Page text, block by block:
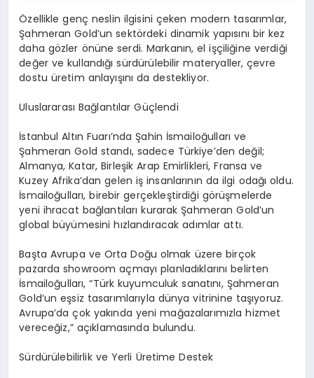
Özellikle genç neslin ilgisini çeken modern tasarımlar,
Şahmeran Gold’un sektördeki dinamik yapısını bir kez
daha gözler önüne serdi. Markanın, el işçiliğine verdiği
değer ve kullandığı sürdürülebilir materyaller, çevre
dostu üretim anlayışını da destekliyor.
Uluslararası Bağlantılar Güçlendi
İstanbul Altın Fuarı’nda Şahin İsmailoğulları ve
Şahmeran Gold standı, sadece Türkiye’den değil;
Almanya, Katar, Birleşik Arap Emirlikleri, Fransa ve
Kuzey Afrika’dan gelen iş insanlarının da ilgi odağı oldu.
İsmailoğulları, birebir gerçekleştirdiği görüşmelerde
yeni ihracat bağlantıları kurarak Şahmeran Gold’un
global büyümesini hızlandıracak adımlar attı.
Başta Avrupa ve Orta Doğu olmak üzere birçok
pazarda showroom açmayı planladıklarını belirten
İsmailoğulları, “Türk kuyumculuk sanatını, Şahmeran
Gold’un eşsiz tasarımlarıyla dünya vitrinine taşıyoruz.
Avrupa’da çok yakında yeni mağazalarımızla hizmet
vereceğiz,” açıklamasında bulundu.
Sürdürülebilirlik ve Yerli Üretime Destek